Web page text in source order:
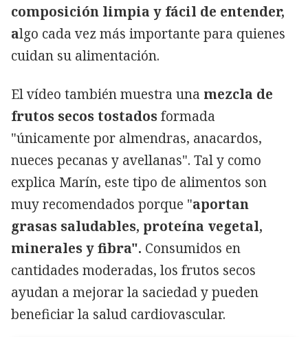
composición limpia y fácil de entender,
algo cada vez más importante para quienes
cuidan su alimentación.
El vídeo también muestra una mezcla de
frutos secos tostadosformada
"únicamente por almendras, anacardos,
nueces pecanas y avellanas". Tal y como
explica Marín, este tipo de alimentos son
muy recomendados porque "aportan
grasas saludables, proteína vegetal,
minerales y fibra". Consumidos en
cantidades moderadas, los frutos secos
ayudan a mejorar la saciedad y pueden
beneficiar la salud cardiovascular.